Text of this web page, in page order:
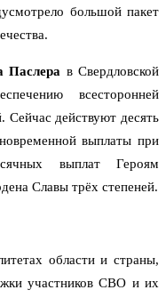
большой пакет
Паслера в Свердловской
всесторонней
действуют десять
выплаты при
выплат Героям
Славы трёх степеней.
области и страны,
участников СВО и их